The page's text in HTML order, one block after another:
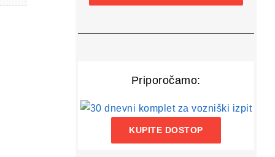
Priporočamo:
KUPITE DOSTOP